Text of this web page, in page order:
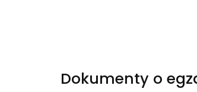
Dokumenty o